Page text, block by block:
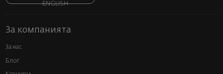
ENGLISH
За компанията
За нас
Блог